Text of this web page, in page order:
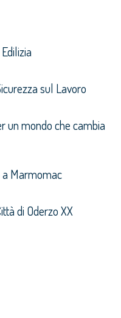
sul Lavoro
un mondo che cambia
Marmomac
di Oderzo XX